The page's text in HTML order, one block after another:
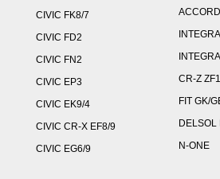
CIVIC FK8/7
CIVIC FD2
CIVIC FN2
CIVIC EP3
CIVIC EK9/4
CIVIC CR-X EF8/9
CIVIC EG6/9
CR-Z
FIT GK/
DELSOL
N-ONE